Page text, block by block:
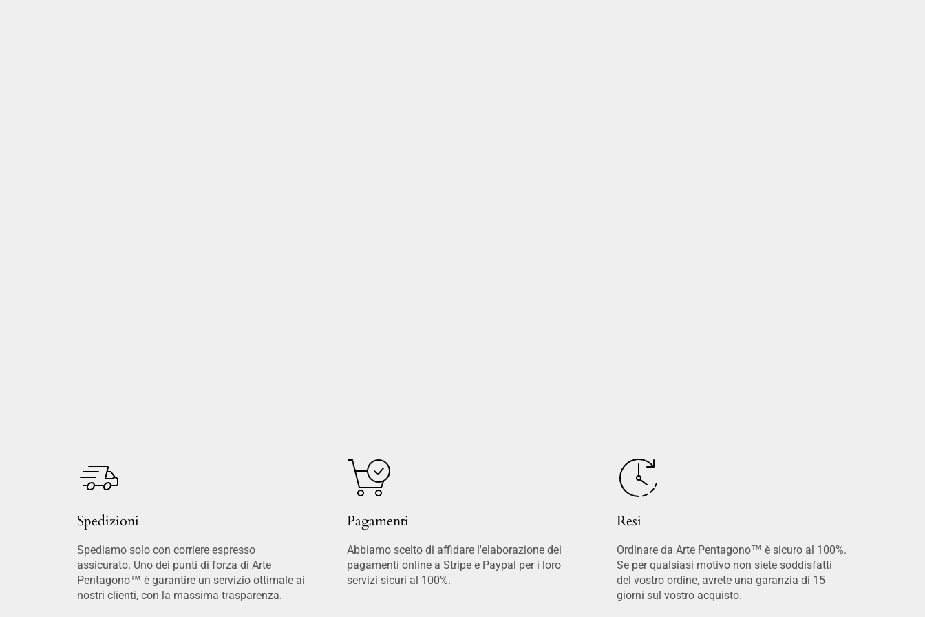
Spedizioni
Spediamo solo con corriere espresso
assicurato. Uno dei punti di forza di Arte
Pentagono™ è garantire un servizio ottimale ai
nostri clienti, con la massima trasparenza.
Pagamenti
Abbiamo scelto di affidare l'elaborazione dei
pagamenti online a Stripe e Paypal per i loro
servizi sicuri al 100%.
Resi
Ordinare da Arte Pentagono™ è sicuro al 100%.
Se per qualsiasi motivo non siete soddisfatti
del vostro ordine, avrete una garanzia di 15
giorni sul vostro acquisto.